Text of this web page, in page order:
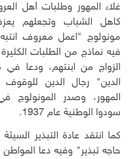
غلاء المهور وطلبات أهل
كاهل الشباب وتجعلهم
مونولوج "اعمل معروف
فيه نماذج من الطلبات
الزواج من ابنتهم، ودعا في
الدين" رجال الدين
المهور، وصدر المونولوج
سودوا الوطنية عام 1937.
كما انتقد عادة التبذير
حاجه تبذير" وفيه دعا المواطن